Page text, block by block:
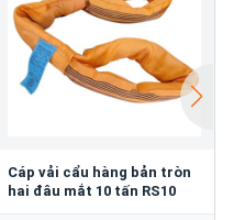
Cáp vải cẩu hàng bản tròn
hai đâu mắt 10 tấn RS10